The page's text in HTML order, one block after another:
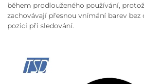
během prodlouženého používání,
zachovávají přesnou vnímání barev bez
pozici při sledování.